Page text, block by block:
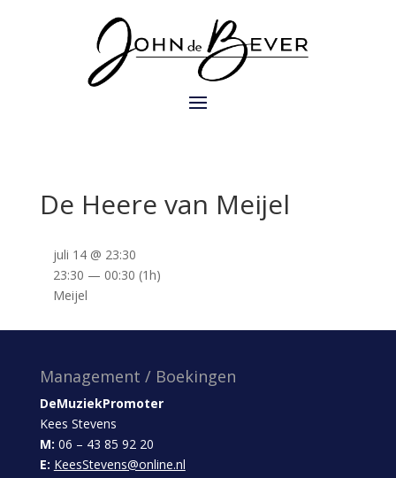
De Heere van Meijel
juli 14 @ 23:30
23:30 — 00:30 (1h)
Meijel
Management / Boekingen
DeMuziekPromoter
Kees Stevens
M: 06 – 43 85 92 20
E: KeesStevens@online.nl